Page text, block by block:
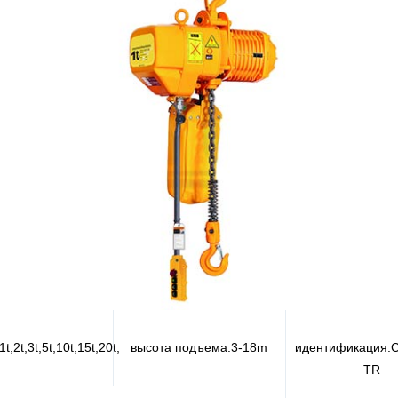
1t,2t,3t,5t,10t,15t,20t, высота подъема:3-18m идентификация:
TR